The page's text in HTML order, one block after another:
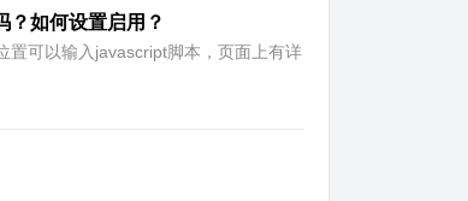
如何设置启用？
置可以输入javascript脚本，页面上有详